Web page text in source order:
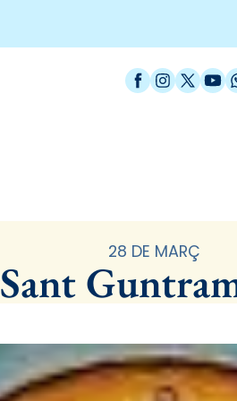
Facebook
X /
28 DE MARÇ
Sant